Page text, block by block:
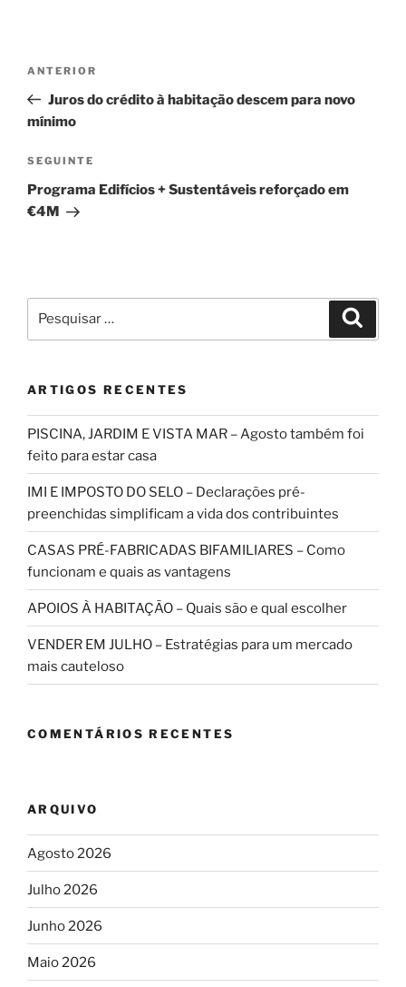
artigos
Conteúdo
anterior
ANTERIOR
Juros do crédito à habitação descem para novo
mínimo
Conteúdo
seguinte
SEGUINTE
Programa Edifícios + Sustentáveis reforçado em
€4M
por:
ARTIGOS RECENTES
PISCINA, JARDIM E VISTA MAR – Agosto também foi
feito para estar casa
IMI E IMPOSTO DO SELO – Declarações pré-
preenchidas simplificam a vida dos contribuintes
CASAS PRÉ-FABRICADAS BIFAMILIARES – Como
funcionam e quais as vantagens
APOIOS À HABITAÇÃO – Quais são e qual escolher
VENDER EM JULHO – Estratégias para um mercado
mais cauteloso
COMENTÁRIOS RECENTES
ARQUIVO
Agosto 2026
Julho 2026
Junho 2026
Maio 2026